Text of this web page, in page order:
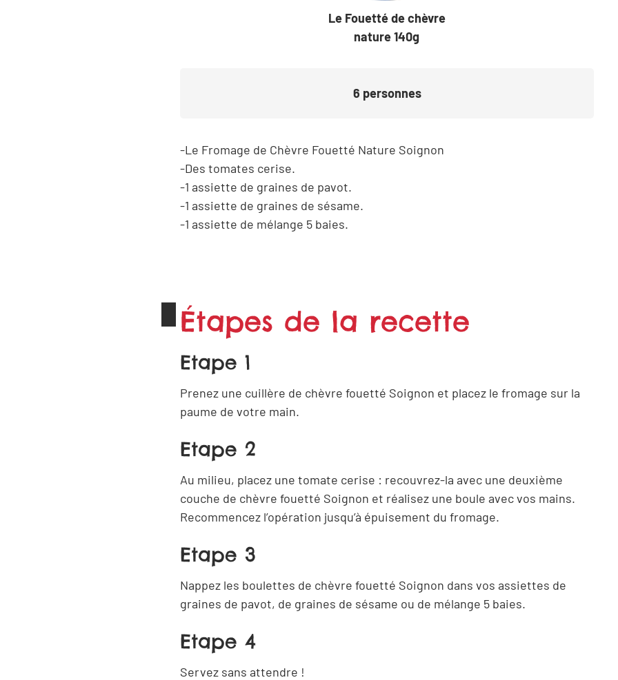
Fermer
Partager
par email
Le Fouetté de chèvre
nature 140g
6 personnes
Le Fromage de Chèvre Fouetté Nature Soignon
Des tomates cerise.
1 assiette de graines de pavot.
1 assiette de graines de sésame.
1 assiette de mélange 5 baies.
Étapes de la recette
Etape 1
Prenez une cuillère de chèvre fouetté Soignon et placez le fromage sur la
paume de votre main.
Etape 2
Au milieu, placez une tomate cerise : recouvrez-la avec une deuxième
couche de chèvre fouetté Soignon et réalisez une boule avec vos mains.
Recommencez l’opération jusqu’à épuisement du fromage.
Etape 3
Nappez les boulettes de chèvre fouetté Soignon dans vos assiettes de
graines de pavot, de graines de sésame ou de mélange 5 baies.
Etape 4
Servez sans attendre !